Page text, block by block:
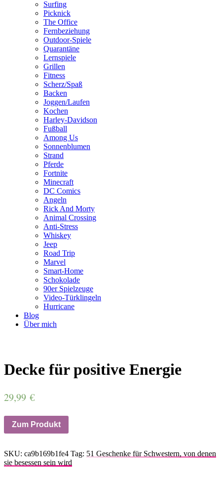
Surfing
Picknick
The Office
Fernbeziehung
Outdoor-Spiele
Quarantäne
Lernspiele
Grillen
Fitness
Scherz/Spaß
Backen
Joggen/Laufen
Kochen
Harley-Davidson
Fußball
Among Us
Sonnenblumen
Strand
Pferde
Fortnite
Minecraft
DC Comics
Angeln
Rick And Morty
Animal Crossing
Anti-Stress
Whiskey
Jeep
Road Trip
Marvel
Smart-Home
Schokolade
90er Spielzeuge
Video-Türklingeln
Hurricane
Blog
Über mich
Decke für positive Energie
29,99 €
Zum Produkt
SKU: ca9b169b1fe4 Tag: 51 Geschenke für Schwestern, von denen
sie besessen sein wird